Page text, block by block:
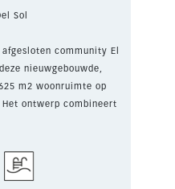
Sol
community El
nieuwgebouwde,
m2 woonruimte op
ontwerp combineert